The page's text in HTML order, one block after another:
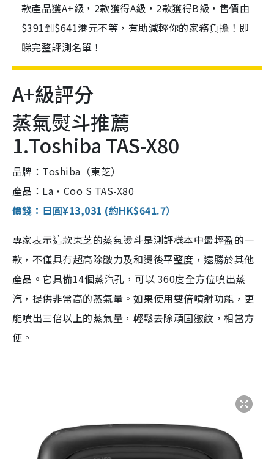
款產品獲A+級，2款獲得A級，2款獲得B級，售價由
$391到$641港元不等，有助減輕你的家務負擔！即
睇完整評測名單！
A+級評分
蒸氣熨斗推薦
1.Toshiba TAS-X80
品牌：Toshiba（東芝）
產品：La・Coo S TAS-X80
價錢：日圓¥13,031 (約HK$641.7）
專家表示這款東芝的蒸氣燙斗是測評樣本中最輕盈的一
款，不僅具有超高除皺力及和燙後平整度，遠勝於其他
產品。它具備14個蒸汽孔，可以 360度全方位噴出蒸
汽，提供非常高的蒸氣量。如果使用雙倍噴射功能，更
能噴出三倍以上的蒸氣量，輕鬆去除頑固皺紋，相當方
便。